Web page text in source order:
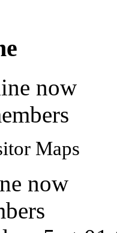
now
Maps
now